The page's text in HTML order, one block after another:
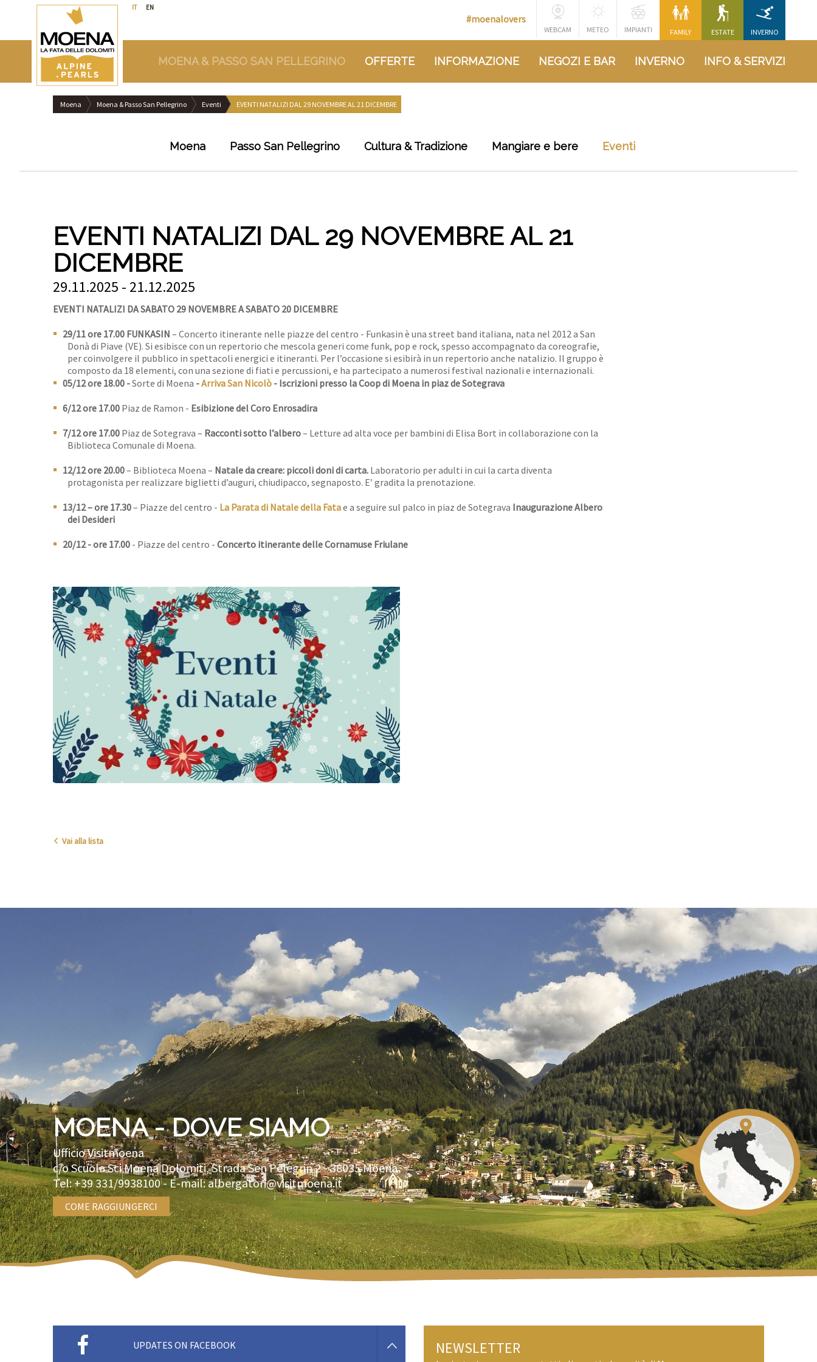
IT EN
FAMILY ESTATE INVERNO
WEBCAM METEO IMPIANTI
#moenalovers
MOENA & PASSO SAN PELLEGRINO OFFERTE INFORMAZIONE NEGOZI E BAR INVERNO INFO & SERVIZI
Moena Moena & Passo San Pellegrino Eventi EVENTI NATALIZI DAL 29 NOVEMBRE AL 21 DICEMBRE
Moena Passo San Pellegrino Cultura & Tradizione Mangiare e bere Eventi
EVENTI NATALIZI DAL 29 NOVEMBRE AL 21
DICEMBRE
29.11.2025 - 21.12.2025
EVENTI NATALIZI DA SABATO 29 NOVEMBRE A SABATO 20 DICEMBRE
29/11 ore 17.00 FUNKASIN – Concerto itinerante nelle piazze del centro - Funkasin è una street band italiana, nata nel 2012 a San
Donà di Piave (VE). Si esibisce con un repertorio che mescola generi come funk, pop e rock, spesso accompagnato da coreografie,
per coinvolgere il pubblico in spettacoli energici e itineranti. Per l’occasione si esibirà in un repertorio anche natalizio. Il gruppo è
composto da 18 elementi, con una sezione di fiati e percussioni, e ha partecipato a numerosi festival nazionali e internazionali.
05/12 ore 18.00 -Sorte di Moena -Arriva San Nicolò - Iscrizioni presso la Coop di Moena in piaz de Sotegrava
6/12 ore 17.00 Piaz de Ramon - Esibizione del Coro Enrosadira
7/12ore 17.00 Piaz de Sotegrava – Racconti sotto l’albero– Letture ad alta voce per bambini di Elisa Bort in collaborazione con la
Biblioteca Comunale di Moena.
12/12 ore 20.00– Biblioteca Moena – Natale da creare: piccoli doni di carta. Laboratorio per adulti in cui la carta diventa
protagonista per realizzare biglietti d’auguri, chiudipacco, segnaposto. E’ gradita la prenotazione.
13/12 – ore 17.30– Piazze del centro - La Parata di Natale della Fatae a seguire sul palco in piaz de Sotegrava Inaugurazione Albero
dei Desideri
20/12 - ore 17.00 - Piazze del centro - Concerto itinerante delle Cornamuse Friulane
Vai alla lista
MOENA - DOVE SIAMO
Ufficio Visitmoena
c/o Scuola Sci Moena Dolomiti, Strada Sen Pelegrin 2 -38035Moena
Tel:+39 331/9938100- E-mail:albergatori@visitmoena.it
COME RAGGIUNGERCI
UPDATES ON FACEBOOK NEWSLETTER